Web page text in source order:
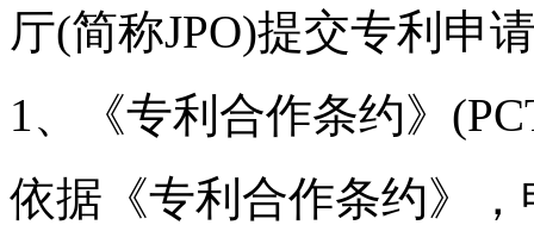
厅(简称JPO)提交专利申
1、《专利合作条约》
依据《专利合作条约》